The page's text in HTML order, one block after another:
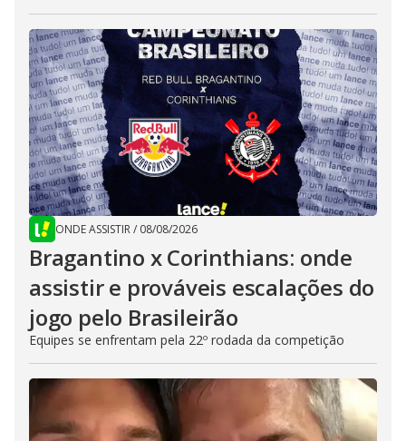
ONDE ASSISTIR/ 08/08/2026
Bragantino x Corinthians: onde
assistir e prováveis escalações do
jogo pelo Brasileirão
Equipes se enfrentam pela 22º rodada da competição